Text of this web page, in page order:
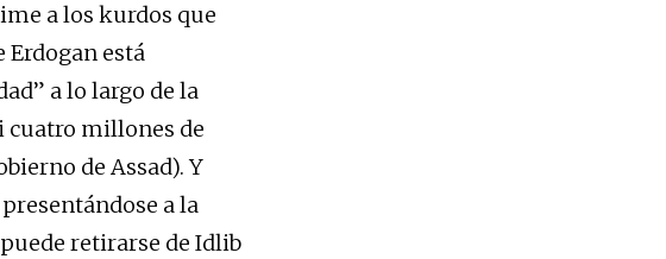
a los kurdos que
Erdogan está
a lo largo de la
cuatro millones de
de Assad). Y
a la
retirarse de Idlib